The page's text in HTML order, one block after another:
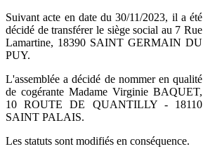
Suivant acte en date du 30/11/2023, il a été
décidé de transférer le siège social au 7 Rue
Lamartine, 18390 SAINT GERMAIN DU
PUY.
L'assemblée a décidé de nommer en qualité
de cogérante Madame Virginie BAQUET,
10 ROUTE DE QUANTILLY - 18110
SAINT PALAIS.
Les statuts sont modifiés en conséquence.